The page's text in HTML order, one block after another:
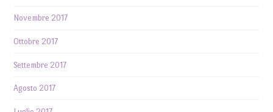
Novembre 2017
Ottobre 2017
Settembre 2017
Agosto 2017